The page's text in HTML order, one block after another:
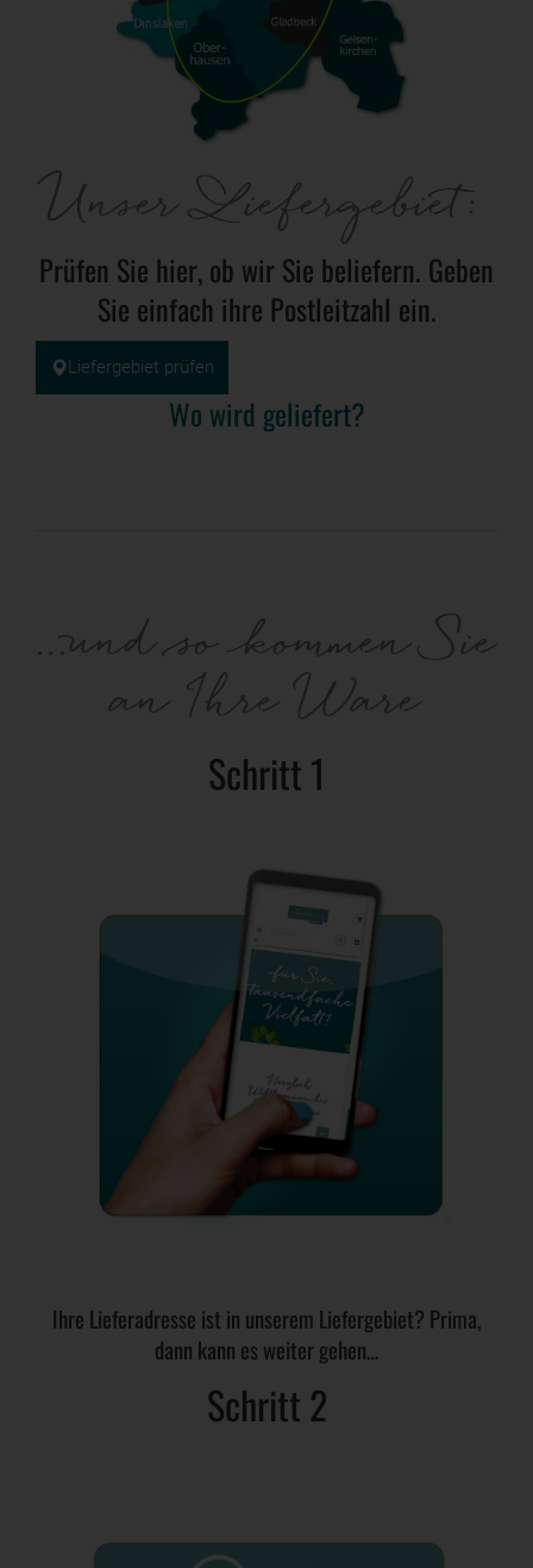
Unser Liefergebiet:
Prüfen Sie hier, ob wir Sie beliefern. Geben
Sie einfach ihre Postleitzahl ein.
Liefergebiet prüfen
Wo wird geliefert?
…und so kommen Sie
an Ihre Ware
Schritt 1
Ihre Lieferadresse ist in unserem Liefergebiet? Prima,
dann kann es weiter gehen…
Schritt 2